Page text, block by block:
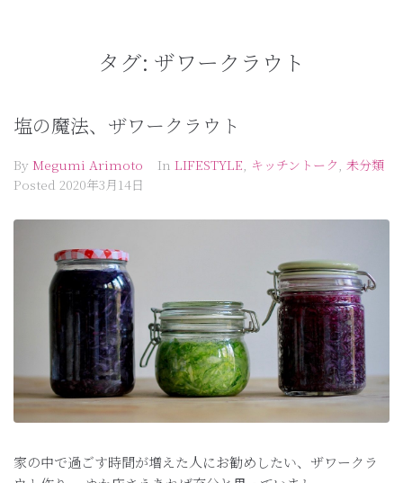
タグ: ザワークラウト
塩の魔法、ザワークラウト
By Megumi Arimoto In LIFESTYLE, キッチントーク, 未分類
Posted 2020年3月14日
家の中で過ごす時間が増えた人にお勧めしたい、ザワークラ